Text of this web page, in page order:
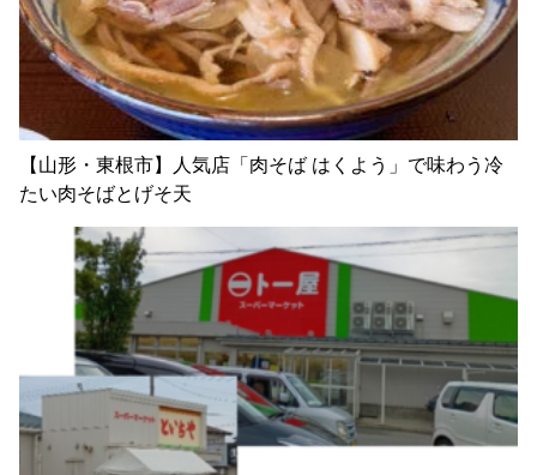
【山形・東根市】人気店「肉そば はくよう」で味わう冷
たい肉そばとげそ天